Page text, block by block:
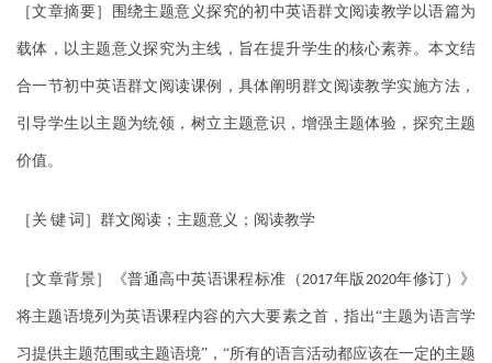
［文章摘要］围绕主题意义探究的初中英语群文阅读教学以语篇为
载体，以主题意义探究为主线，旨在提升学生的核心素养。本文结
合一节初中英语群文阅读课例，具体阐明群文阅读教学实施方法，
引导学生以主题为统领，树立主题意识，增强主题体验，探究主题
价值。
［关 键 词］群文阅读；主题意义；阅读教学
［文章背景］《普通高中英语课程标准（2017年版2020年修订）》
将主题语境列为英语课程内容的六大要素之首，指出“主题为语言学
习提供主题范围或主题语境”，“所有的语言活动都应该在一定的主题